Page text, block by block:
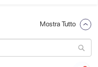
Mostra Tutto